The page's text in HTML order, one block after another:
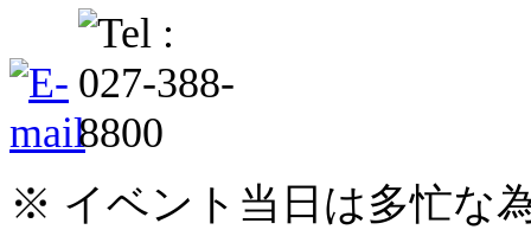
※ イベント当日は多忙な